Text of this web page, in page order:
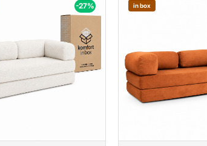
-27% in box